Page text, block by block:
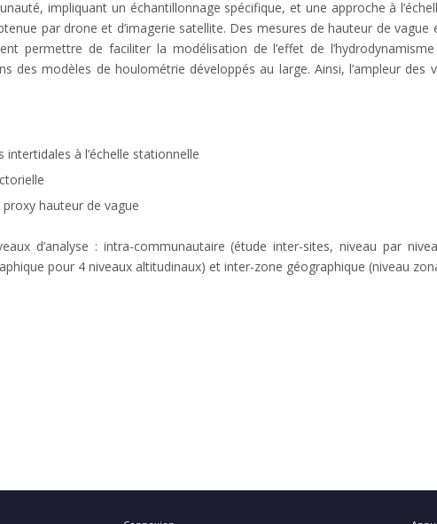
impliquant un échantillonnage spécifique, et une approche à
par drone et d’imagerie satellite. Des mesures de hauteur de
permettre de faciliter la modélisation de l’effet de
des modèles de houlométrie développés au large. Ainsi, l’ampleur
à l’échelle stationnelle
hauteur de vague
d’analyse : intra-communautaire (étude inter-sites, niveau par
pour 4 niveaux altitudinaux) et inter-zone géographique (niveau